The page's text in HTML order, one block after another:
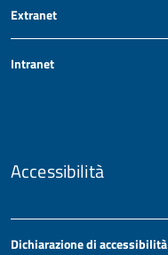
Extranet
Intranet
Accessibilità
Dichiarazione di accessibilità